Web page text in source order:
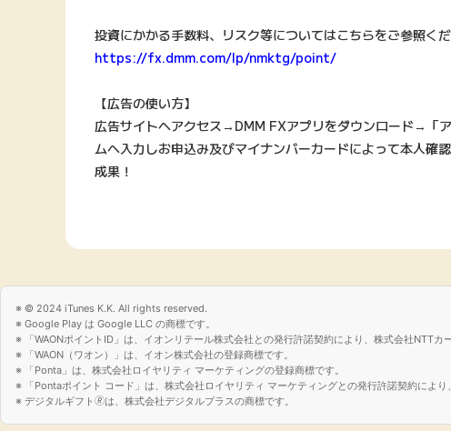
投資にかかる手数料、リスク等についてはこちらをご参照くだ
https://fx.dmm.com/lp/nmktg/point/
【広告の使い方】
広告サイトへアクセス→DMM FXアプリをダウンロード→「
ムへ入力しお申込み及びマイナンバーカードによって本人
成果！
© 2024 iTunes K.K. All rights reserved.
Google Play は Google LLC の商標です。
「WAONポイントID」は、イオンリテール株式会社との発行許諾契約により、株式会社NTTカ
「WAON（ワオン）」は、イオン株式会社の登録商標です。
「Ponta」は、株式会社ロイヤリティ マーケティングの登録商標です。
「Pontaポイント コード」は、株式会社ロイヤリティ マーケティングとの発行許諾契約によ
デジタルギフト🄬は、株式会社デジタルプラスの商標です。